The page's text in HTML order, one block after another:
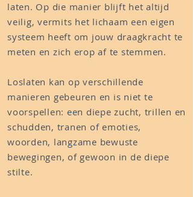
laten. Op die manier blijft het altijd
veilig, vermits het lichaam een eigen
systeem heeft om jouw draagkracht te
meten en zich erop af te stemmen.
Loslaten kan op verschillende
manieren gebeuren en is niet te
voorspellen: een diepe zucht, trillen en
schudden, tranen of emoties,
woorden, langzame bewuste
bewegingen, of gewoon in de diepe
stilte.